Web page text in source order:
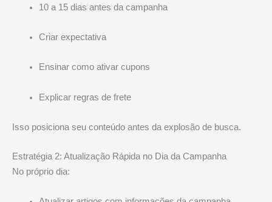
10 a 15 dias antes da campanha
Criar expectativa
Ensinar como ativar cupons
Explicar regras de frete
Isso posiciona seu conteúdo antes da explosão de busca.
Estratégia 2: Atualização Rápida no Dia da Campanha
No próprio dia: